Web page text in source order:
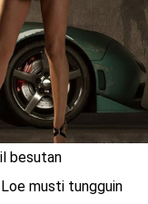
besutan
musti tungguin